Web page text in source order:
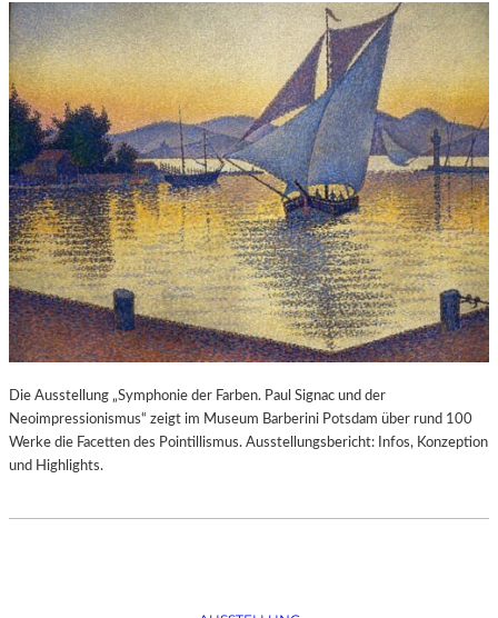
Die Ausstellung „Symphonie der Farben. Paul Signac und der
Neoimpressionismus“ zeigt im Museum Barberini Potsdam über rund 100
Werke die Facetten des Pointillismus. Ausstellungsbericht: Infos, Konzeption
und Highlights.